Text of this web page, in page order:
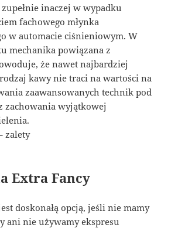
zupełnie inaczej w wypadku
fachowego młynka
w automacie ciśnieniowym. W
mechanika powiązana z
że nawet najbardziej
kawy nie traci na wartości na
zaawansowanych technik pod
zachowania wyjątkowej
zalety
Extra Fancy
doskonałą opcją, jeśli nie mamy
ani nie używamy ekspresu